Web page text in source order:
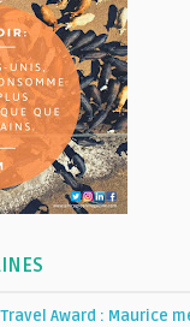
Award : Maurice